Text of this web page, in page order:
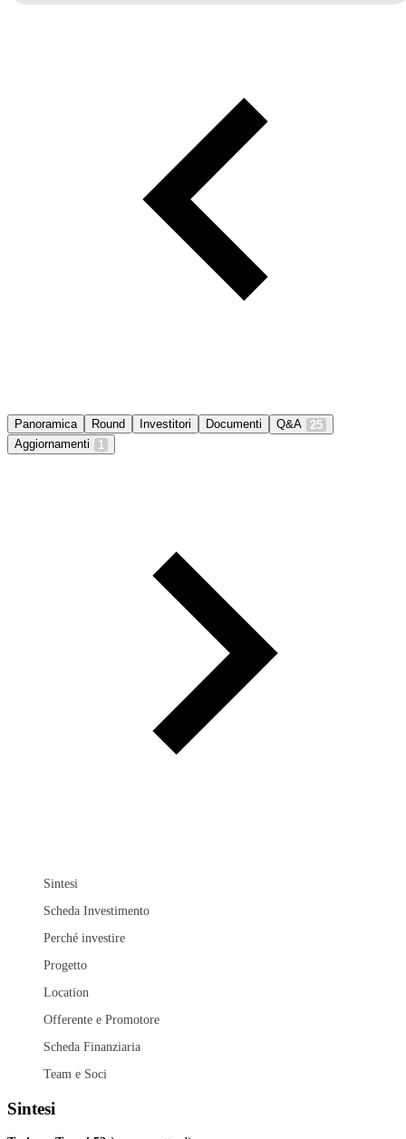
Panoramica Round Investitori Documenti Q&A 25
Aggiornamenti
1
Sintesi
Scheda Investimento
Perché investire
Progetto
Location
Offerente e Promotore
Scheda Finanziaria
Team e Soci
Sintesi